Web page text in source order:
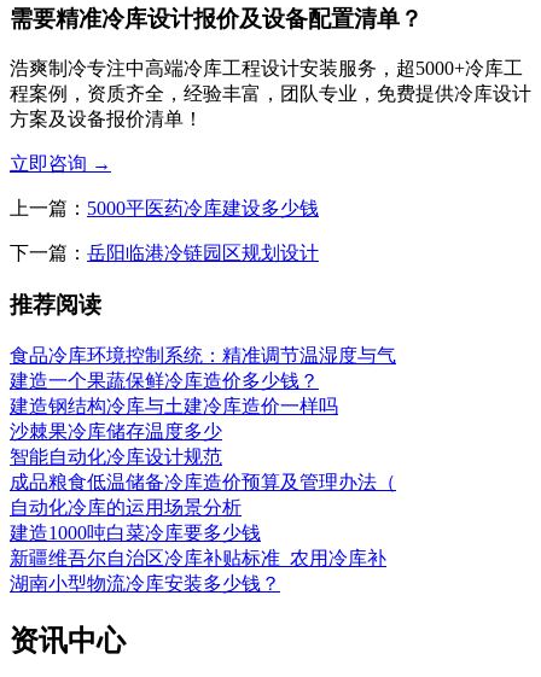
需要精准冷库设计报价及设备配置清单？
浩爽制冷专注中高端冷库工程设计安装服务，超5000+冷库工
程案例，资质齐全，经验丰富，团队专业，免费提供冷库设计
方案及设备报价清单！
立即咨询 →
上一篇： 5000平医药冷库建设多少钱
下一篇： 岳阳临港冷链园区规划设计
推荐阅读
食品冷库环境控制系统：精准调节温湿度与气
建造一个果蔬保鲜冷库造价多少钱？
建造钢结构冷库与土建冷库造价一样吗
沙棘果冷库储存温度多少
智能自动化冷库设计规范
成品粮食低温储备冷库造价预算及管理办法（
自动化冷库的运用场景分析
建造1000吨白菜冷库要多少钱
新疆维吾尔自治区冷库补贴标准_农用冷库补
湖南小型物流冷库安装多少钱？
资讯中心